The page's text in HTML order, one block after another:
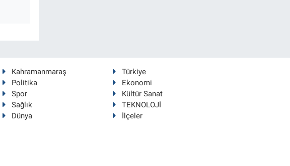
Kahramanmaraş
Türkiye
Politika
Ekonomi
Spor
Kültür Sanat
Sağlık
TEKNOLOJİ
Dünya
İlçeler